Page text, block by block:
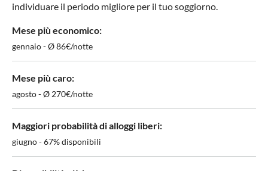
individuare il periodo migliore per il tuo soggiorno.
Mese più economico:
gennaio - Ø 86€/notte
Mese più caro:
agosto - Ø 270€/notte
Maggiori probabilità di alloggi liberi:
giugno - 67% disponibili